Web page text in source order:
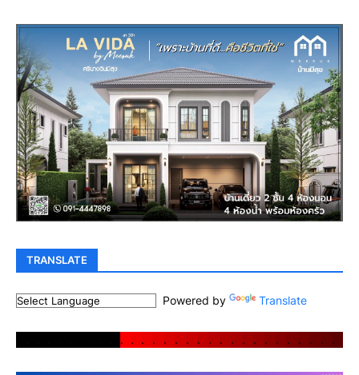
TRANSLATE
Powered by Translate
. . . . . . . . . . . . . . . . . . . .